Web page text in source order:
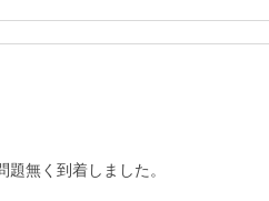
無く到着しました。